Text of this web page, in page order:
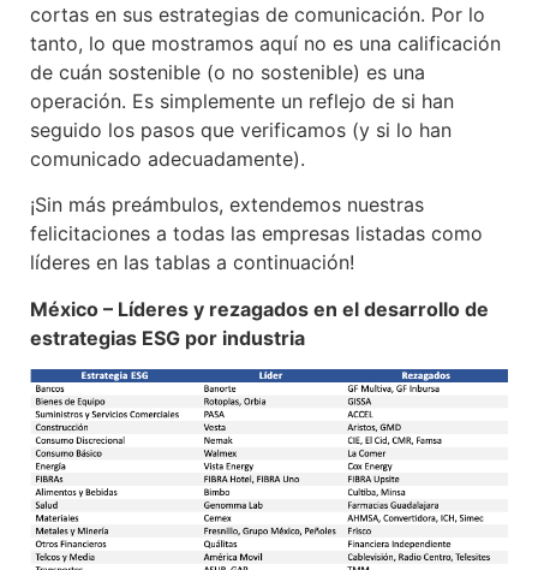
cortas en sus estrategias de comunicación. Por lo
tanto, lo que mostramos aquí no es una calificación
de cuán sostenible (o no sostenible) es una
operación. Es simplemente un reflejo de si han
seguido los pasos que verificamos (y si lo han
comunicado adecuadamente).
¡Sin más preámbulos, extendemos nuestras
felicitaciones a todas las empresas listadas como
líderes en las tablas a continuación!
México – Líderes y rezagados en el desarrollo de
estrategias ESG por industria